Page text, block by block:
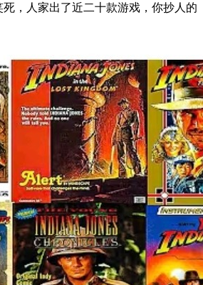
死，人家出了近二十款游戏，你抄人的